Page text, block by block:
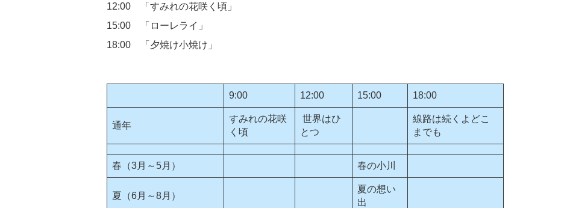
12:00 「すみれの花咲く頃」
15:00 「ローレライ」
18:00 「夕焼け小焼け」
9:00 12:00 15:00 18:00
通年
すみれの花咲
く頃
世界はひ
とつ
線路は続くよどこ
までも
春（3月～5月） 春の小川
夏（6月～8月）
夏の想い
出